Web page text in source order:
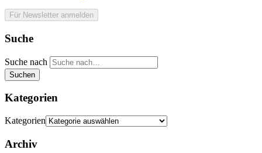
Suche
Suche nach
Suchen
Kategorien
Kategorien
Archiv